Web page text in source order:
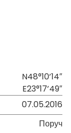
N48°10’14″
E23°17’49″
07.05.2016
Поруч